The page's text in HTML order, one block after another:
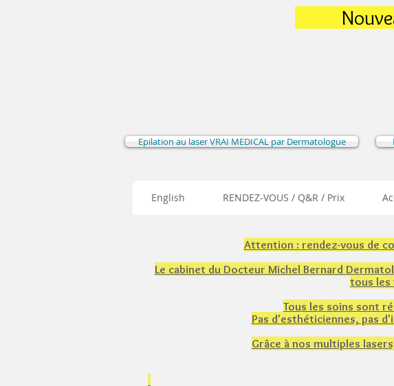
Epilation au laser VRAI MEDICAL par Dermatologue
English RENDEZ-VOUS / Q&R / Prix
Attention : rendez-vous de
Le cabinet du Docteur Michel Bernard
tous les
Tous les soins sont
Pas d'esthéticiennes, pas
Grâce à nos multiples